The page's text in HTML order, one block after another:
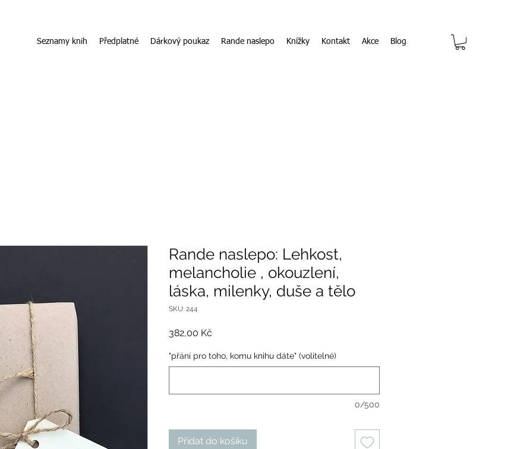
Seznamy knih Předplatné Dárkový poukaz Rande naslepo Knížky Kontakt Akce Blog
Rande naslepo: Lehkost,
melancholie , okouzlení,
láska, milenky, duše a tělo
SKU: 244
382,00 Kč
"přání pro toho, komu knihu dáte" (volitelné)
0/500
Přidat do košíku